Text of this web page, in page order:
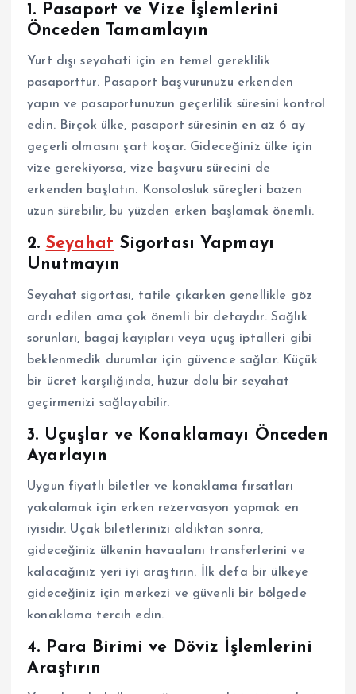
1. Pasaport ve Vize İşlemlerini
Önceden Tamamlayın
Yurt dışı seyahati için en temel gereklilik
pasaporttur. Pasaport başvurunuzu erkenden
yapın ve pasaportunuzun geçerlilik süresini kontrol
edin. Birçok ülke, pasaport süresinin en az 6 ay
geçerli olmasını şart koşar. Gideceğiniz ülke için
vize gerekiyorsa, vize başvuru sürecini de
erkenden başlatın. Konsolosluk süreçleri bazen
uzun sürebilir, bu yüzden erken başlamak önemli.
2. Seyahat Sigortası Yapmayı
Unutmayın
Seyahat sigortası, tatile çıkarken genellikle göz
ardı edilen ama çok önemli bir detaydır. Sağlık
sorunları, bagaj kayıpları veya uçuş iptalleri gibi
beklenmedik durumlar için güvence sağlar. Küçük
bir ücret karşılığında, huzur dolu bir seyahat
geçirmenizi sağlayabilir.
3. Uçuşlar ve Konaklamayı Önceden
Ayarlayın
Uygun fiyatlı biletler ve konaklama fırsatları
yakalamak için erken rezervasyon yapmak en
iyisidir. Uçak biletlerinizi aldıktan sonra,
gideceğiniz ülkenin havaalanı transferlerini ve
kalacağınız yeri iyi araştırın. İlk defa bir ülkeye
gideceğiniz için merkezi ve güvenli bir bölgede
konaklama tercih edin.
4. Para Birimi ve Döviz İşlemlerini
Araştırın